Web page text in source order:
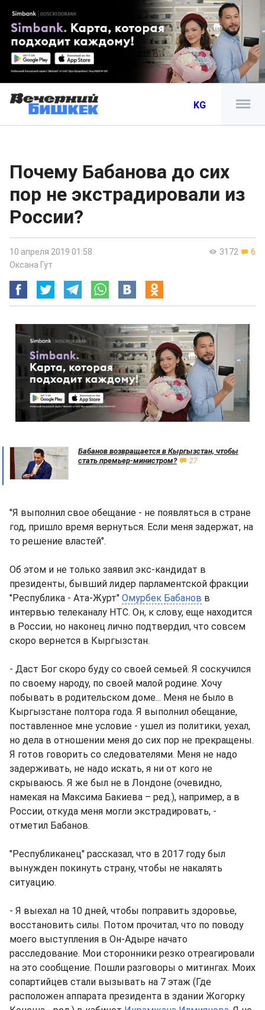
KG
Почему Бабанова до сих
пор не экстрадировали из
России?
3172 6
10 апреля 2019 01:58
Оксана Гут
Бабанов возвращается в Кыргызстан, чтобы
стать премьер-министром?
27
"Я выполнил свое обещание - не появляться в стране
год, пришло время вернуться. Если меня задержат, на
то решение властей".
Об этом и не только заявил экс-кандидат в
президенты, бывший лидер парламентской фракции
"Республика - Ата-Журт" Омурбек Бабанов в
интервью телеканалу НТС. Он, к слову, еще находится
в России, но наконец лично подтвердил, что совсем
скоро вернется в Кыргызстан.
- Даст Бог скоро буду со своей семьей. Я соскучился
по своему народу, по своей малой родине. Хочу
побывать в родительском доме... Меня не было в
Кыргызстане полтора года. Я выполнил обещание,
поставленное мне условие - ушел из политики, уехал,
но дела в отношении меня до сих пор не прекращены.
Я готов говорить со следователями. Меня не надо
задерживать, не надо искать, я ни от кого не
скрываюсь. Я же был не в Лондоне (очевидно,
намекая на Максима Бакиева – ред.), например, а в
России, откуда меня могли экстрадировать, -
отметил Бабанов.
"Республиканец" рассказал, что в 2017 году был
вынужден покинуть страну, чтобы не накалять
ситуацию.
- Я выехал на 10 дней, чтобы поправить здоровье,
восстановить силы. Потом прочитал, что по поводу
моего выступления в Он-Адыре начато
расследование. Мои сторонники резко отреагировали
на это сообщение. Пошли разговоры о митингах. Моих
сопартийцев стали вызывать на 7 этаж (Где
расположен аппарата президента в здании Жогорку